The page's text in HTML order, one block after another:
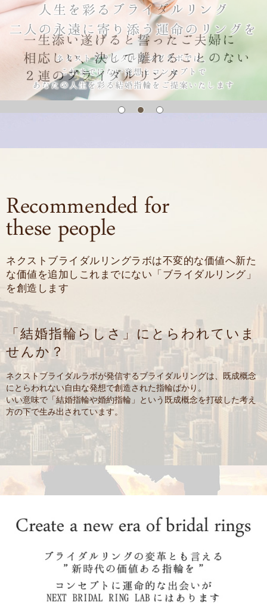
ネクストブライダルリングラボは不変的な価値へ新た
な価値を追加し これまでにない「ブライダルリング」
を創造します
「結婚指輪らしさ」にとらわれていま
せんか？
ネクストブライダルラボが発信するブライダルリングは、
既成概念
にとらわれない自由な発想で創造された指輪ばかり。
いい意味で「結婚指輪や婚約指輪」という既成概念を打破した考え
方の下で生み出されています。